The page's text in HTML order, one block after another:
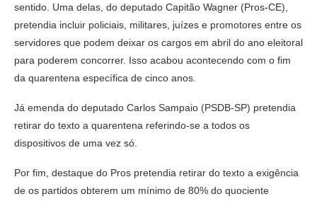
sentido. Uma delas, do deputado Capitão Wagner (Pros-CE),
pretendia incluir policiais, militares, juízes e promotores entre os
servidores que podem deixar os cargos em abril do ano eleitoral
para poderem concorrer. Isso acabou acontecendo com o fim
da quarentena específica de cinco anos.
Já emenda do deputado Carlos Sampaio (PSDB-SP) pretendia
retirar do texto a quarentena referindo-se a todos os
dispositivos de uma vez só.
Por fim, destaque do Pros pretendia retirar do texto a exigência
de os partidos obterem um mínimo de 80% do quociente